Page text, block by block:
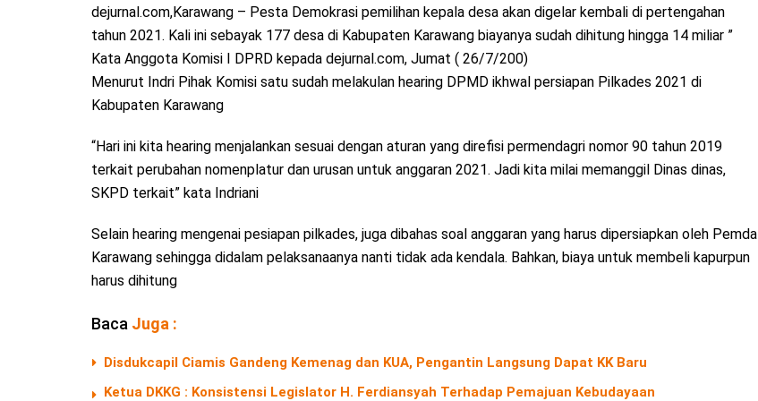
dejurnal.com,Karawang – Pesta Demokrasi pemilihan kepala desa akan digelar kembali di pertengahan
tahun 2021. Kali ini sebayak 177 desa di Kabupaten Karawang biayanya sudah dihitung hingga 14 miliar ”
Kata Anggota Komisi I DPRD kepada dejurnal.com, Jumat ( 26/7/200)
Menurut Indri Pihak Komisi satu sudah melakulan hearing DPMD ikhwal persiapan Pilkades 2021 di
Kabupaten Karawang
“Hari ini kita hearing menjalankan sesuai dengan aturan yang direfisi permendagri nomor 90 tahun 2019
terkait perubahan nomenplatur dan urusan untuk anggaran 2021. Jadi kita milai memanggil Dinas dinas,
SKPD terkait” kata Indriani
Selain hearing mengenai pesiapan pilkades, juga dibahas soal anggaran yang harus dipersiapkan oleh Pemda
Karawang sehingga didalam pelaksanaanya nanti tidak ada kendala. Bahkan, biaya untuk membeli kapurpun
harus dihitung
Baca Juga :
Disdukcapil Ciamis Gandeng Kemenag dan KUA, Pengantin Langsung Dapat KK Baru
Ketua DKKG : Konsistensi Legislator H. Ferdiansyah Terhadap Pemajuan Kebudayaan